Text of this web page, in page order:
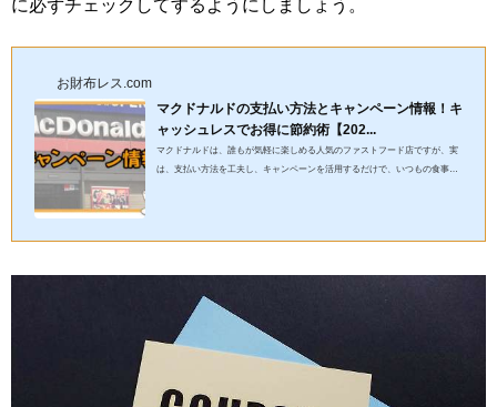
に必ずチェックしてするようにしましょう。
お財布レス.com
マクドナルドの支払い方法とキャンペーン情報！キ
ャッシュレスでお得に節約術【202...
マクドナルドは、誰もが気軽に楽しめる人気のファストフード店ですが、実
は、支払い方法を工夫し、キャンペーンを活用するだけで、いつもの食事が